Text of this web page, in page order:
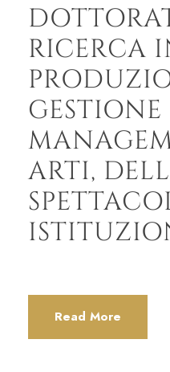
RICERCA
GESTIONE
ARTI,
Read More